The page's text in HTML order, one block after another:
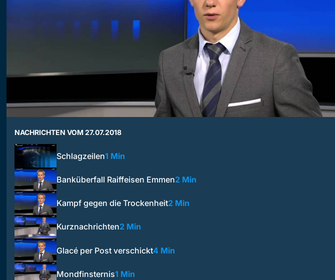
NACHRICHTEN VOM 27.07.2018
Schlagzeilen1 Min
Banküberfall Raiffeisen Emmen2 Min
Kampf gegen die Trockenheit2 Min
Kurznachrichten2 Min
Glacé per Post verschickt4 Min
Mondfinsternis1 Min